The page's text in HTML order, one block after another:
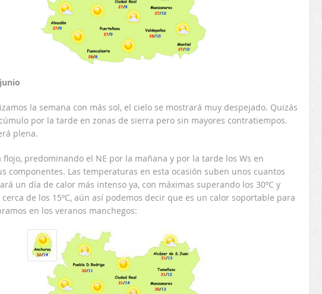
la semana con más sol, el cielo se mostrará muy despejado. Quizás
por la tarde en zonas de sierra pero sin mayores contratiempos.
plena.
flojo, predominando el NE por la mañana y por la tarde los Ws en
componentes. Las temperaturas en esta ocasión suben unos cuantos
un día de calor más intenso ya, con máximas superando los 30ºC y
de los 15ºC, aún así podemos decir que es un calor soportable para
en los veranos manchegos: